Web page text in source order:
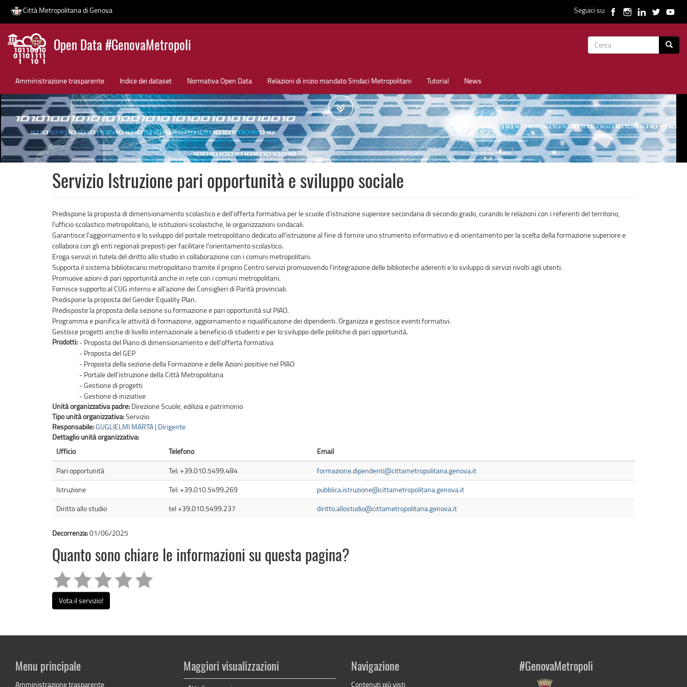
Salta
contenuto
Città Metropolitana di Genova Seguici su:
Open Data #GenovaMetropoli
Form
Amministrazione trasparente Indice dei dataset Normativa Open Data Relazioni di inizio mandato Sindaci Metropolitani Tutorial News
News
Servizio Istruzione pari opportunità e sviluppo sociale
Predispone la proposta di dimensionamento scolastico e dell’offerta formativa per le scuole d’istruzione superiore secondaria di secondo grado, curando le relazioni con i referenti del territorio,
l’ufficio scolastico metropolitano, le istituzioni scolastiche, le organizzazioni sindacali.
Garantisce l’aggiornamento e lo sviluppo del portale metropolitano dedicato all’istruzione al fine di fornire uno strumento informativo e di orientamento per la scelta della formazione superiore e
collabora con gli enti regionali preposti per facilitare l’orientamento scolastico.
Eroga servizi in tutela del diritto allo studio in collaborazione con i comuni metropolitani.
Supporta il sistema bibliotecario metropolitano tramite il proprio Centro servizi promuovendo l’integrazione delle biblioteche aderenti e lo sviluppo di servizi rivolti agli utenti.
Promuove azioni di pari opportunità anche in rete con i comuni metropolitani.
Fornisce supporto al CUG interno e all’azione dei Consiglieri di Parità provinciali.
Predispone la proposta del Gender Equality Plan.
Predisposte la proposta della sezione su formazione e pari opportunità sul PIAO.
Programma e pianifica le attività di formazione, aggiornamento e riqualificazione dei dipendenti. Organizza e gestisce eventi formativi.
Gestisce progetti anche di livello internazionale a beneficio di studenti e per lo sviluppo delle politiche di pari opportunità.
Prodotti: - Proposta del Piano di dimensionamento e dell’offerta formativa
- Proposta del GEP
- Proposta della sezione della Formazione e delle Azioni positive nel PIAO
- Portale dell’istruzione della Città Metropolitana
- Gestione di progetti
- Gestione di iniziative
Unità organizzativa padre: Direzione Scuole, edilizia e patrimonio
Tipo unità organizzativa:Servizio
Responsabile:GUGLIELMI MARTA | Dirigente
Dettaglio unità organizzativa:
Ufficio
Telefono
Email
Pari opportunità
Tel: +39.010.5499.484
formazione.dipendenti@cittametropolitana.genova.it
Istruzione
Tel: +39.010.5499.269
pubblica.istruzione@cittametropolitana.genova.it
Diritto allo studio
tel +39.010.5499.237 diritto.allostudio@cittametropolitana.genova.it
Decorrenza:01/06/2025
Quanto sono chiare le informazioni su questa pagina?
Vota il servizio!
Menu principale
Amministrazione trasparente
Maggiori visualizzazioni Navigazione
Contenuti più visti
#GenovaMetropoli